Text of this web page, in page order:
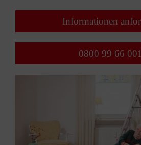
Informationen
0800 99 66